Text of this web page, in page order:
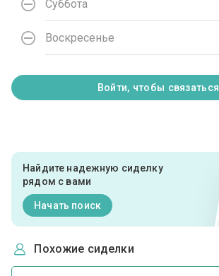
Суббота
Воскресенье
Войти, чтобы связаться
Найдите надежную сиделку
рядом с вами
Начать поиск
Похожие сиделки